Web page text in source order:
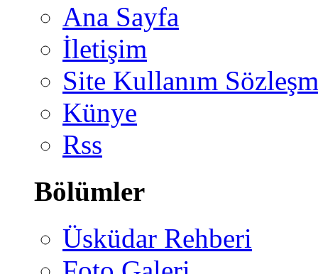
Ana Sayfa
İletişim
Site Kullanım
Künye
Rss
Bölümler
Üsküdar Rehberi